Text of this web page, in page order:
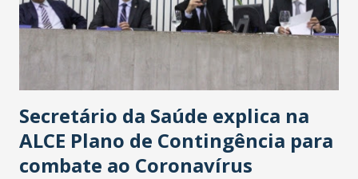
Secretário da Saúde explica na
ALCE Plano de Contingência para
combate ao Coronavírus